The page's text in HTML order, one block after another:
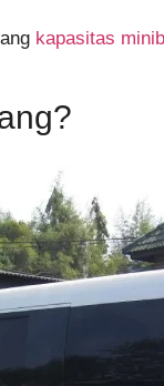
kapasitas